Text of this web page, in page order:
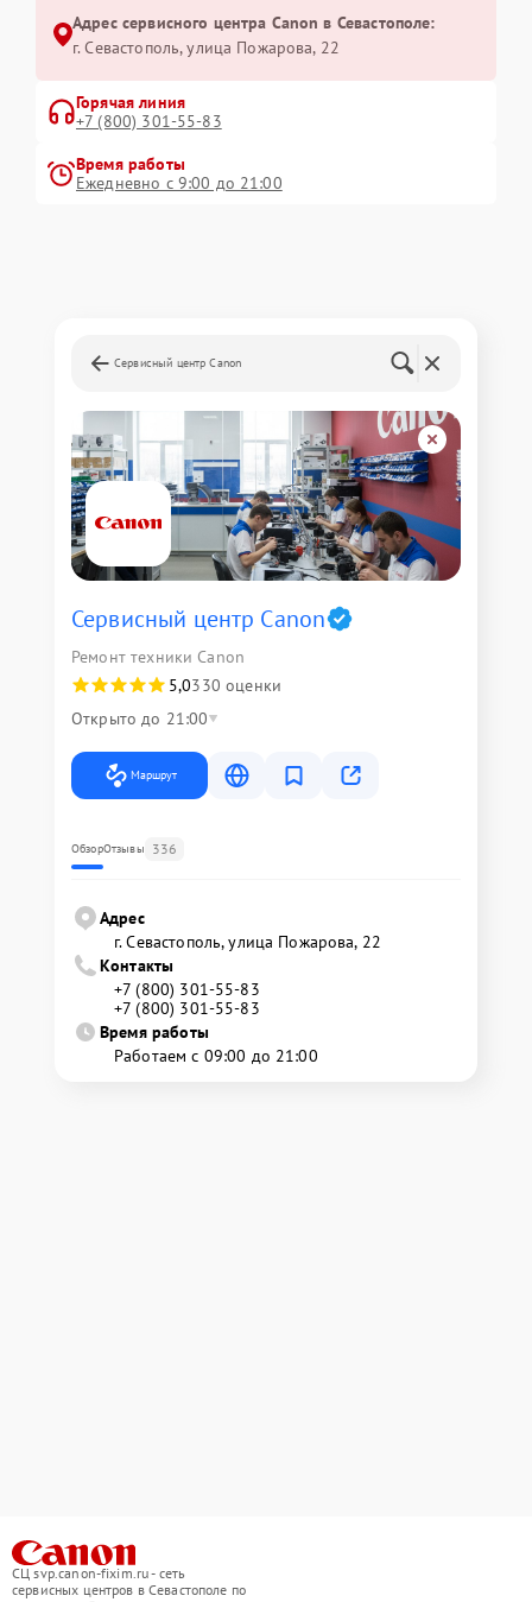
Адрес сервисного центра Canon в Севастополе:
г. Севастополь, улица Пожарова, 22
Горячая линия
+7 (800) 301-55-83
Время работы
Ежедневно с 9:00 до 21:00
Сервисный центр Canon
Сервисный центр Canon
Ремонт техники Canon
5,0330 оценки
Открыто до 21:00
Маршрут
ОбзорОтзывы 336
Адрес
г. Севастополь, улица Пожарова, 22
Контакты
+7 (800) 301-55-83
+7 (800) 301-55-83
Время работы
Работаем с 09:00 до 21:00
СЦ svp.canon-fixim.ru - сеть
сервисных центров в Севастополе по